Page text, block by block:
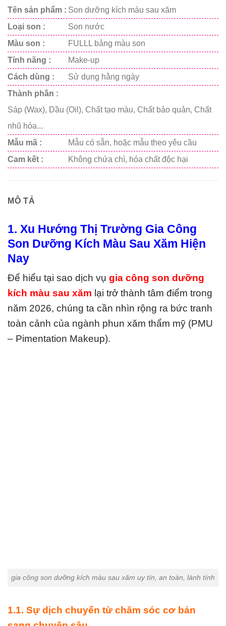
Tên sản phẩm : Son dưỡng kích màu sau xăm
Loại son :
Son nước
Màu son :
FULLL bảng màu son
Tính năng :
Make-up
Cách dùng :
Sử dụng hằng ngày
Thành phần :
Sáp (Wax), Dầu (Oil), Chất tạo màu, Chất bảo quản, Chất
nhũ hóa...
Mẫu mã :
Mẫu có sẵn, hoặc mẫu theo yêu cầu
Cam kết :
Không chứa chì, hóa chất độc hại
MÔ TẢ
1. Xu Hướng Thị Trường Gia Công
Son Dưỡng Kích Màu Sau Xăm Hiện
Nay
Để hiểu tại sao dịch vụ gia công son dưỡng
kích màu sau xăm lại trở thành tâm điểm trong
năm 2026, chúng ta cần nhìn rộng ra bức tranh
toàn cảnh của ngành phun xăm thẩm mỹ (PMU
– Pimentation Makeup).
gia công son dưỡng kích màu sau xăm uy tín, an toàn, lành tính
1.1. Sự dịch chuyển từ chăm sóc cơ bản